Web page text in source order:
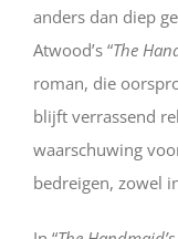
anders dan diep
Atwood’s “The
roman, die
blijft verrassend
waarschuwing
bedreigen, zowel